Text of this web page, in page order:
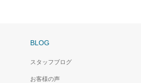
BLOG
スタッフブログ
お客様の声